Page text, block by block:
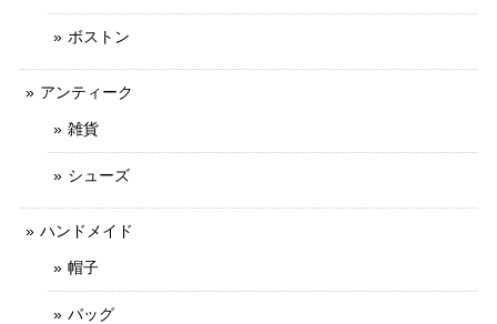
ボストン
アンティーク
雑貨
シューズ
ハンドメイド
帽子
バッグ